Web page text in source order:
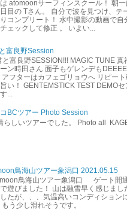
atomoonサーフィンスクール！ 朝
目の Tさん。 自分で波を見つけ、テ
コンプリート！ 水中撮影の動画で自
ェックして修正 。 いよい...
富良野Session
と富良野SESSION!!! MAGIC TUNE 真
ン時田さん 面子もゲレンデも
アフターはカフェゴリョウへ リピー
い！ GENTEMSTICK TEST DEMO
...
BCツアー Photo Session
らしいツアーでした。 Photo all
鳥海山ツアー象潟口 2021.05.15
鳥海山ツアー象潟口 ゲート開
遊びました！ 山は融雪早く感じまし
たが、、、気温高いコンディション
もう少し滑れそうです。